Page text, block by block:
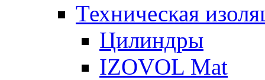
Техническая
Цилиндры
IZOVOL Mat